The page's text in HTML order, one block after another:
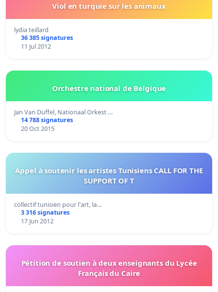
Viol en turquie sur les animaux
lydia teillard
36 385 signatures
11 Jul 2012
Orchestre national de Belgique
Jan Van Duffel, Nationaal Orkest …
14 788 signatures
20 Oct 2015
Appel à soutenir les artistes Tunisiens CALL FOR THE
SUPPORT OF T
collectif tunisien pour l'art, la…
3 316 signatures
17 Jun 2012
Pétition de soutien à deux enseignants du Lycée
Français du Caire